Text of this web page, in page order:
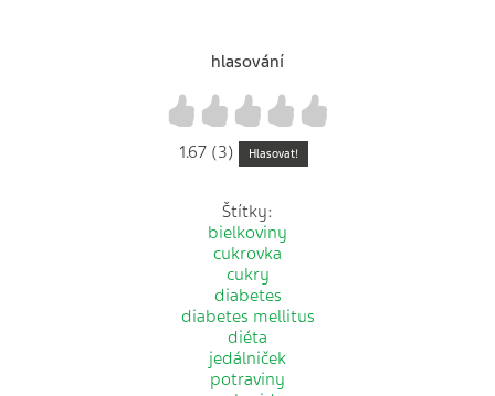
hlasování
4
3
2
1
1.67 (3) Hlasovat!
Štítky:
bielkoviny
cukrovka
cukry
diabetes
diabetes mellitus
diéta
jedálniček
potraviny